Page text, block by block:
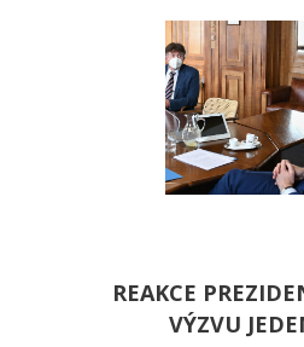
REAKCE
VÝZVU